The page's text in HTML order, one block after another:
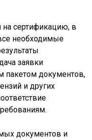
сертификацию, в
необходимые
заявки
пакетом документов,
и других
документов и